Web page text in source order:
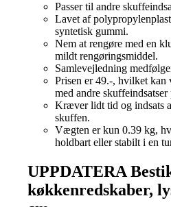
Passer til andre
Lavet af
syntetisk gummi.
Nem at rengøre med en
mildt rengøringsmiddel.
Samlevejledning
Prisen er 49.-, hvilket
med andre skuffeindsatser
Kræver lidt tid og indsats
skuffen.
Vægten er kun 0.39 kg,
holdbart eller stabilt i en
UPPDATERA
køkkenredskaber,